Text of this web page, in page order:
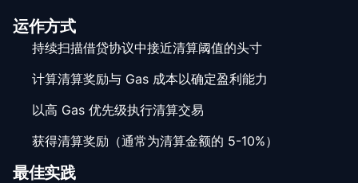
运作方式
持续扫描借贷协议中接近清算阈值的头寸
计算清算奖励与 Gas 成本以确定盈利能力
以高 Gas 优先级执行清算交易
获得清算奖励（通常为清算金额的 5-10%）
最佳实践